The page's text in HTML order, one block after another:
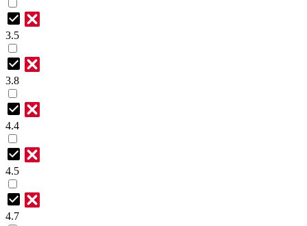
3.5
3.8
4.4
4.5
4.7